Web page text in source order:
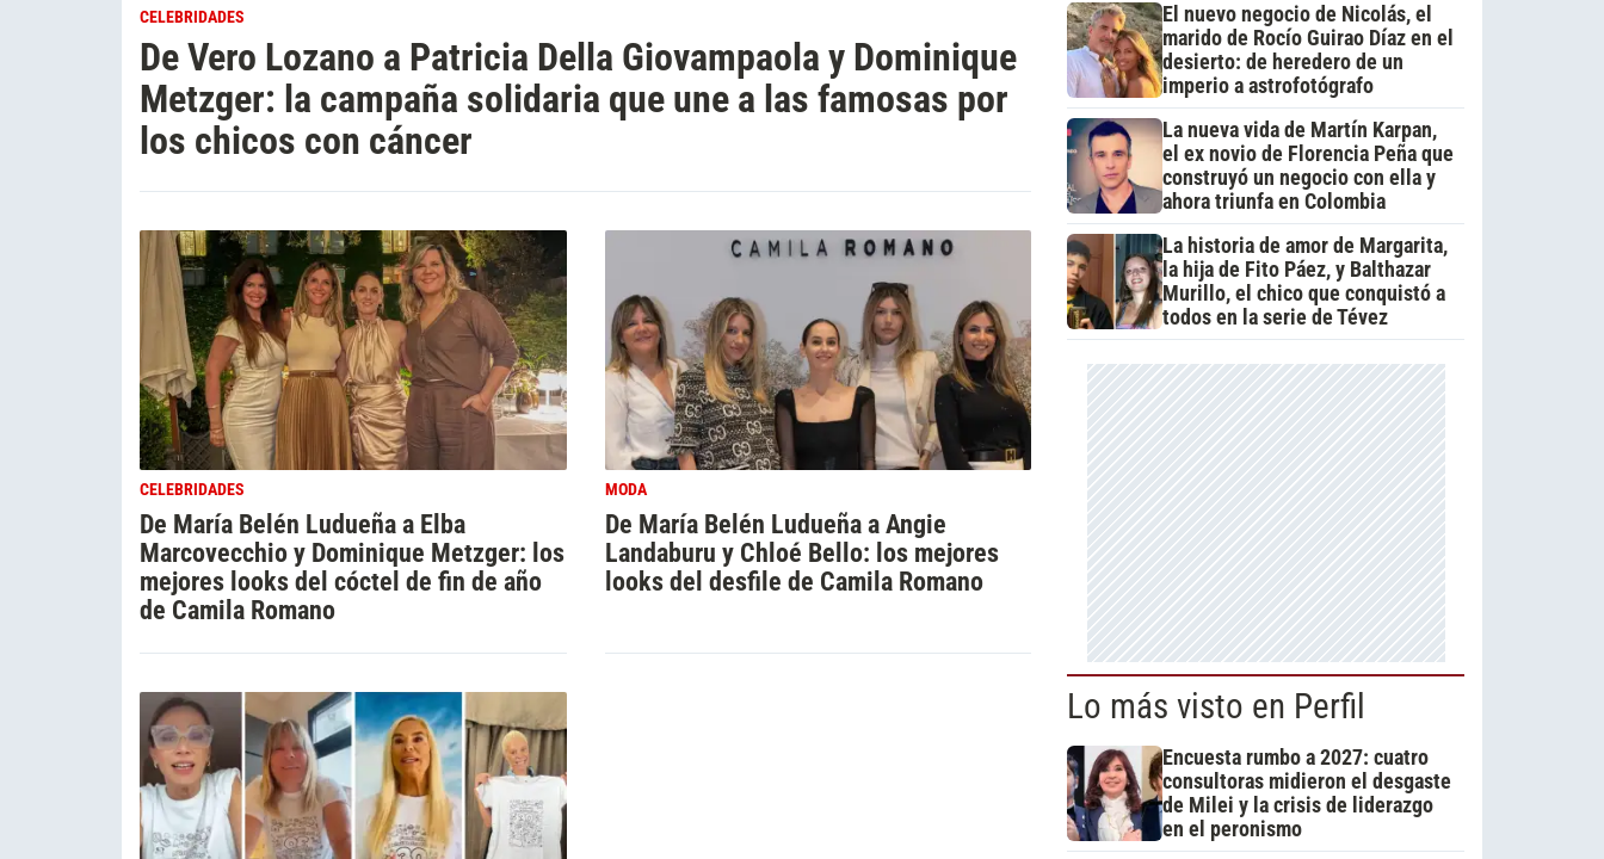
CELEBRIDADES
De Vero Lozano a Patricia Della Giovampaola y Dominique
Metzger: la campaña solidaria que une a las famosas por
los chicos con cáncer
CELEBRIDADES
De María Belén Ludueña a Elba
Marcovecchio y Dominique Metzger: los
mejores looks del cóctel de fin de año
de Camila Romano
MODA
De María Belén Ludueña a Angie
Landaburu y Chloé Bello: los mejores
looks del desfile de Camila Romano
El nuevo negocio de Nicolás, el
marido de Rocío Guirao Díaz en el
desierto: de heredero de un
imperio a astrofotógrafo
La nueva vida de Martín Karpan,
el ex novio de Florencia Peña que
construyó un negocio con ella y
ahora triunfa en Colombia
La historia de amor de Margarita,
la hija de Fito Páez, y Balthazar
Murillo, el chico que conquistó a
todos en la serie de Tévez
Lo más visto en Perfil
Encuesta rumbo a 2027: cuatro
consultoras midieron el desgaste
de Milei y la crisis de liderazgo
en el peronismo